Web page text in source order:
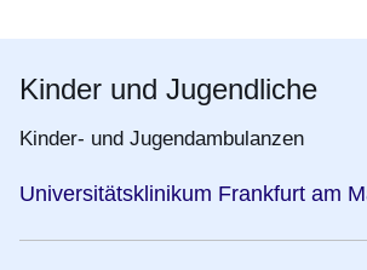
Kinder und Jugendliche
Kinder- und Jugendambulanzen
Universitätsklinikum Frankfurt am